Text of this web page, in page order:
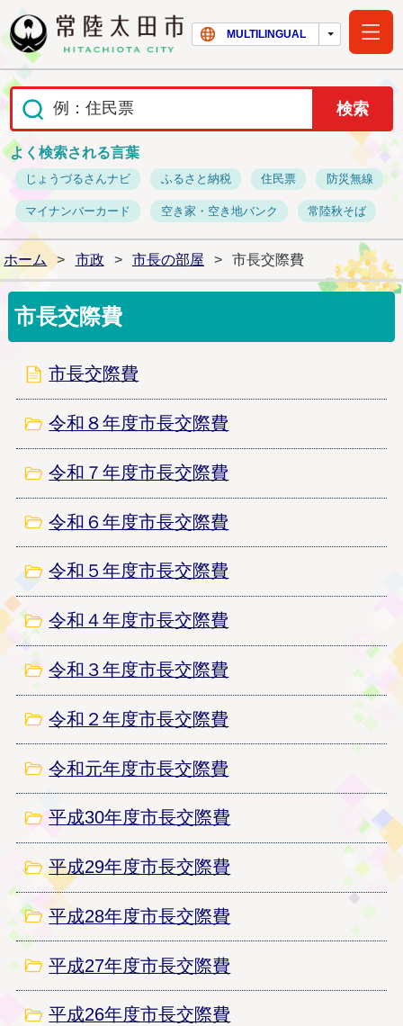
常陸太田市ホー
MULTILINGUAL
よく検索される言葉
じょうづるさんナビ ふるさと納税 住民票 防災無線
マイナンバーカード 空き家・空き地バンク 常陸秋そば
ホーム > 市政 > 市長の部屋 > 市長交際費
市長交際費
市長交際費
令和８年度市長交際費
令和７年度市長交際費
令和６年度市長交際費
令和５年度市長交際費
令和４年度市長交際費
令和３年度市長交際費
令和２年度市長交際費
令和元年度市長交際費
平成30年度市長交際費
平成29年度市長交際費
平成28年度市長交際費
平成27年度市長交際費
平成26年度市長交際費